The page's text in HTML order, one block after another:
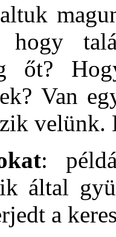
őt?
Van
velünk.
:
által
a